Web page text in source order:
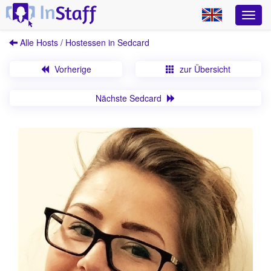
Alle Hosts / Hostessen in Sedcard
Vorherige zur Übersicht
Nächste Sedcard